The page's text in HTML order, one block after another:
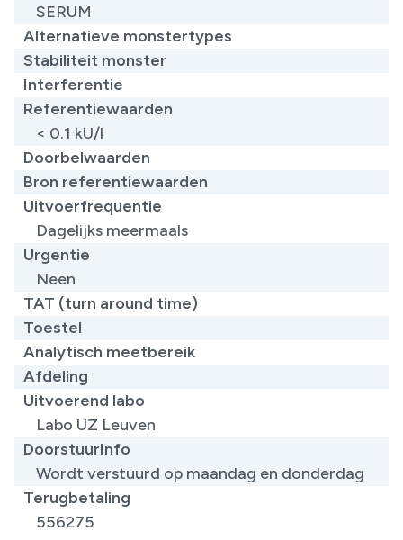
SERUM
Alternatieve monstertypes
Stabiliteit monster
Interferentie
Referentiewaarden
​< 0.1 kU/l
Doorbelwaarden
Bron referentiewaarden
Uitvoerfrequentie
Dagelijks meermaals
Urgentie
Neen
TAT (turn around time)
Toestel
Analytisch meetbereik
Afdeling
Uitvoerend labo
Labo UZ Leuven
DoorstuurInfo
Wordt verstuurd op maandag en donderdag
Terugbetaling
556275